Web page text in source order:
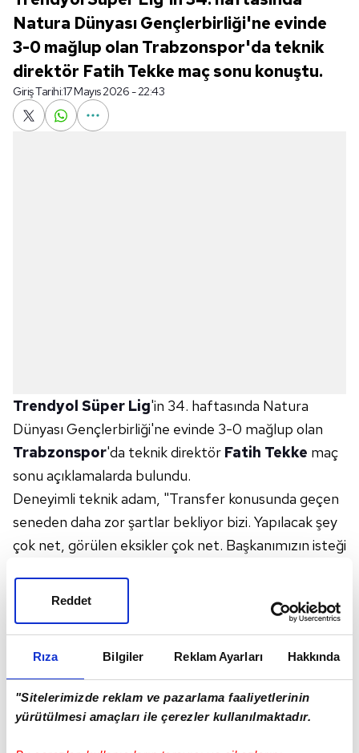
Rıza Bilgiler Reklam Ayarları Hakkında
"Sitelerimizde reklam ve pazarlama faaliyetlerinin
yürütülmesi amaçları ile çerezler kullanılmaktadır.
Reddet
Natura Dünyası Gençlerbirliği'ne evinde
3-0 mağlup olan Trabzonspor'da teknik
direktör Fatih Tekke maç sonu konuştu.
Giriş Tarihi:17 Mayıs 2026 - 22:43
Trendyol Süper Lig'in 34. haftasında Natura
Dünyası Gençlerbirliği'ne evinde 3-0 mağlup olan
Trabzonspor'da teknik direktör Fatih Tekke maç
sonu açıklamalarda bulundu.
Deneyimli teknik adam, "Transfer konusunda geçen
seneden daha zor şartlar bekliyor bizi. Yapılacak şey
çok net, görülen eksikler çok net. Başkanımızın isteği
oyuncuların gelmesini engelliyor. İşimiz zor ama
Sezon gayet iyi geçti. Daha iyisi olabilir miydi? Çok
olumlu bir sezon geçti. İçerideki oyuncuların
değerleri de arttı. Avrupa'da bunu göstermek,